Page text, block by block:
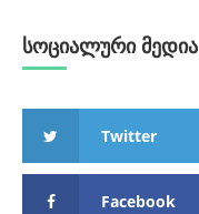
სოციალური მედია
Twitter
Facebook